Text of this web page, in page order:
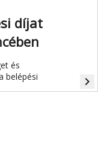
díjat
és
belépési
navigate_next